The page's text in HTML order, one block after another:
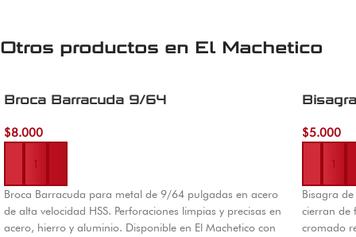
Otros productos en El Machetico
Broca Barracuda 9/64
$8.000
Añadir al carrito
Broca Barracuda para metal de 9/64 pulgadas en acero
de alta velocidad HSS. Perforaciones limpias y precisas en
acero, hierro y aluminio. Disponible en El Machetico con
$5.000
Añadir al
Bisagra
cierran de
cromado